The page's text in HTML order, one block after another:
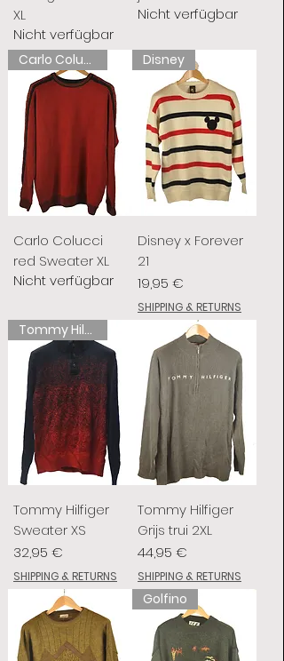
XL
Nicht verfügbar
Nicht verfügbar
Carlo Colucci
Carlo Colucci
red Sweater XL
Nicht verfügbar
Disney
Disney x Forever
21
Preis
19,95 €
SHIPPING & RETURNS
Tommy Hilfiger
Tommy Hilfiger
Sweater XS
Preis
32,95 €
SHIPPING & RETURNS
Tommy Hilfiger
Grijs trui 2XL
Preis
44,95 €
SHIPPING & RETURNS
Golfino